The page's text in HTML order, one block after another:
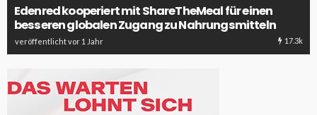
Edenred kooperiert mit ShareTheMeal für einen
besseren globalen Zugang zu Nahrungsmitteln
veröffentlicht vor 1 Jahr 17.3k